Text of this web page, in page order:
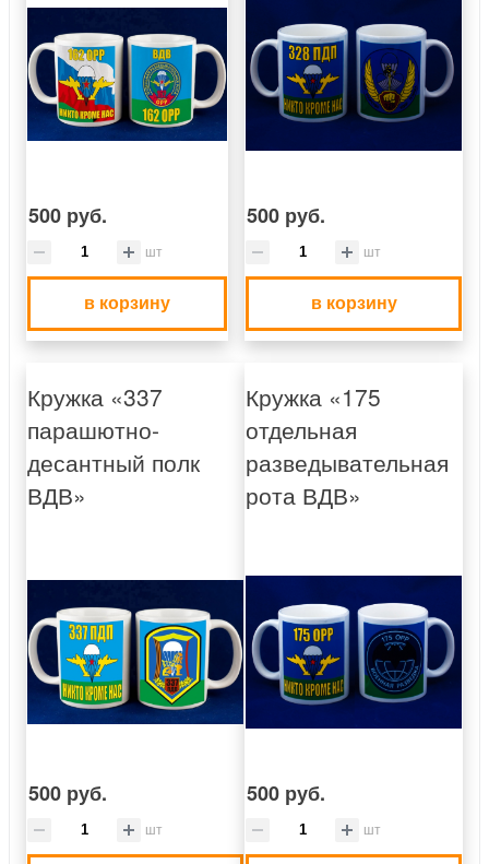
500 руб.
шт
в корзину
500 руб.
шт
в корзину
Кружка «337
парашютно-
десантный полк
ВДВ»
500 руб.
шт
Кружка «175
отдельная
разведывательная
рота ВДВ»
500 руб.
шт